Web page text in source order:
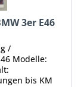
3er E46
/
Modelle:
bis KM